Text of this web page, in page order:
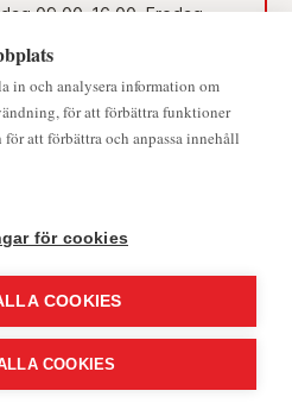
09.00–16.00. Fredag
in och analysera information om
för att förbättra funktioner
att förbättra och anpassa innehåll
för cookies
COOKIES
COOKIES
CookieHub - Development mode